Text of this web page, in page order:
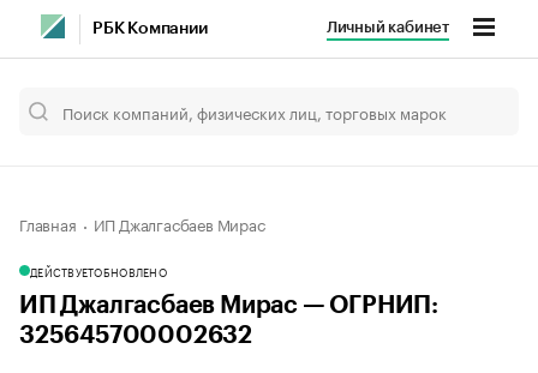
РБК Компании Личный кабинет
Главная ИП Джалгасбаев Мирас
ДЕЙСТВУЕТОБНОВЛЕНО
ИП Джалгасбаев Мирас — ОГРНИП:
325645700002632